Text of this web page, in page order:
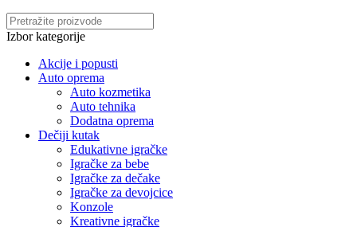
Izbor kategorije
Akcije i popusti
Auto oprema
Auto kozmetika
Auto tehnika
Dodatna oprema
Dečiji kutak
Edukativne igračke
Igračke za bebe
Igračke za dečake
Igračke za devojcice
Konzole
Kreativne igračke